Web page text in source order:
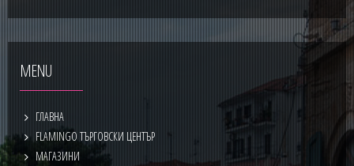
MENU
ГЛАВНА
FLAMINGO ТЪРГОВСКИ ЦЕНТЪР
МАГАЗИНИ